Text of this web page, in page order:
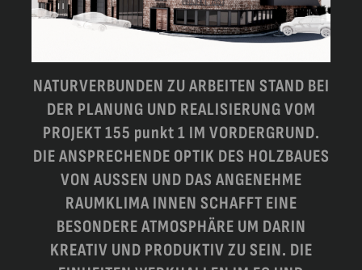
NATURVERBUNDEN ZU ARBEITEN STAND BEI
DER PLANUNG UND REALISIERUNG VOM
PROJEKT 155 punkt 1 IM VORDERGRUND.
DIE ANSPRECHENDE OPTIK DES HOLZBAUES
VON AUSSEN UND DAS ANGENEHME
RAUMKLIMA INNEN SCHAFFT EINE
BESONDERE ATMOSPHÄRE UM DARIN
KREATIV UND PRODUKTIV ZU SEIN. DIE